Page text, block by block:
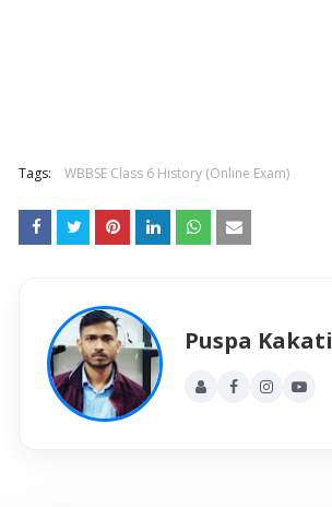
Tags: WBBSE Class 6 History (Online Exam)
Puspa Kakati